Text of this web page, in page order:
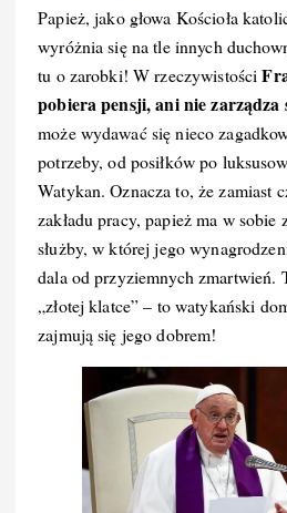
Papież, jako głowa Kościoła
wyróżnia się na tle innych
tu o zarobki! W rzeczywistości
pobiera pensji, ani nie zarządza
może wydawać się nieco
potrzeby, od posiłków po
Watykan. Oznacza to, że zamiast
zakładu pracy, papież ma w sobie
służby, w której jego
dala od przyziemnych zmartwień.
„złotej klatce” – to watykański
zajmują się jego dobrem!